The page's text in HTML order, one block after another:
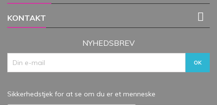
KONTAKT 
NYHEDSBREV
Sikkerhedstjek for at se om du er et menneske